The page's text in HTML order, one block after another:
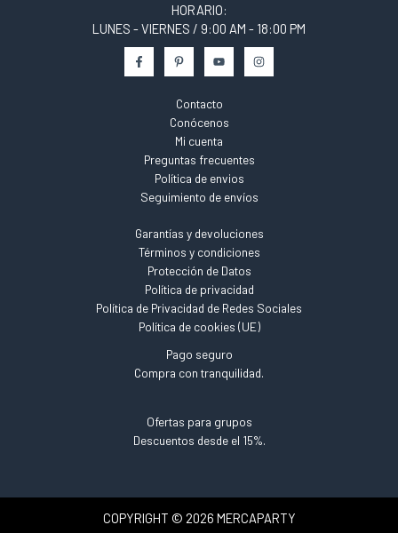
HORARIO:
LUNES - VIERNES / 9:00 AM - 18:00 PM
Contacto
Conócenos
Mi cuenta
Preguntas frecuentes
Política de envios
Seguimiento de envíos
Garantías y devoluciones
Términos y condiciones
Protección de Datos
Política de privacidad
Política de Privacidad de Redes Sociales
Política de cookies (UE)
Pago seguro
Compra con tranquilidad.
Ofertas para grupos
Descuentos desde el 15%.
COPYRIGHT © 2026 MERCAPARTY